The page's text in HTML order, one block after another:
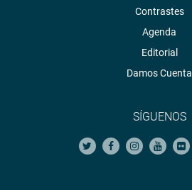
Contrastes
Agenda
Editorial
Damos Cuenta
SÍGUENOS